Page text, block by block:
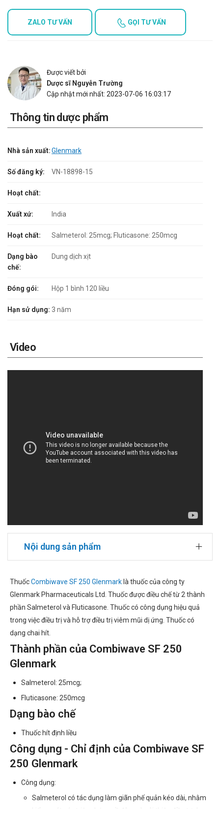
ZALO TƯ VẤN GỌI TƯ VẤN
Được viết bởi
Dược sĩ Nguyễn Trường
Cập nhật mới nhất: 2023-07-06 16:03:17
Thông tin dược phẩm
Nhà sản xuất:Glenmark
Số đăng ký: VN-18898-15
Hoạt chất:
Xuất xứ: India
Hoạt chất: Salmeterol: 25mcg; Fluticasone: 250mcg
Dạng bào
chế:
Dung dịch xịt
Đóng gói: Hộp 1 bình 120 liều
Hạn sử dụng: 3 năm
Video
Nội dung sản phẩm
ThuốcCombiwave SF 250 Glenmark là thuốc của công ty
Glenmark Pharmaceuticals Ltd. Thuốc được điều chế từ 2 thành
phần Salmeterol và Fluticasone. Thuốc có công dụng hiệu quả
trong việc điều trị và hỗ trợ điều trị viêm mũi dị ứng. Thuốc có
dạng chai hít.
Thành phần của Combiwave SF 250
Glenmark
Salmeterol: 25mcg;
Fluticasone: 250mcg
Dạng bào chế
Thuốc hít định liều
Công dụng - Chỉ định của Combiwave SF
250 Glenmark
Công dụng:
Salmeterol có tác dụng làm giãn phế quản kéo dài, nhằm
kiểm soát các triệu chứng về đêm và cải thiện điều trị duy